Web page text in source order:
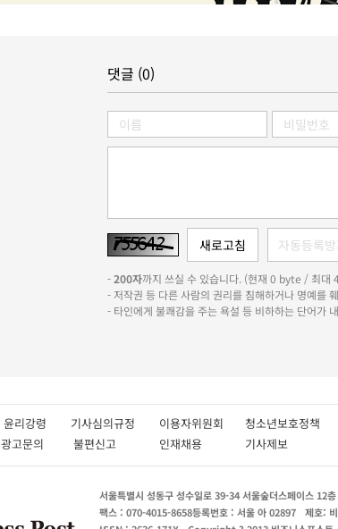
댓글 (0)
-200자까지 쓰실 수 있습니다. (현재 0 byte / 최대
- 저작권 등 다른 사람의 권리를 침해하거나 명예를
- 타인에게 불쾌감을 주는 욕설 등 비하하는 단어가
윤리강령 기사심의규정 이용자위원회 청소년보호정책
광고문의 불편신고 인재채용 기사제보
서울특별시 성동구 성수일로 39-34 서울숲더스페이스 12
팩스 : 070-4015-8658등록번호 : 서울 아 02897 제호: